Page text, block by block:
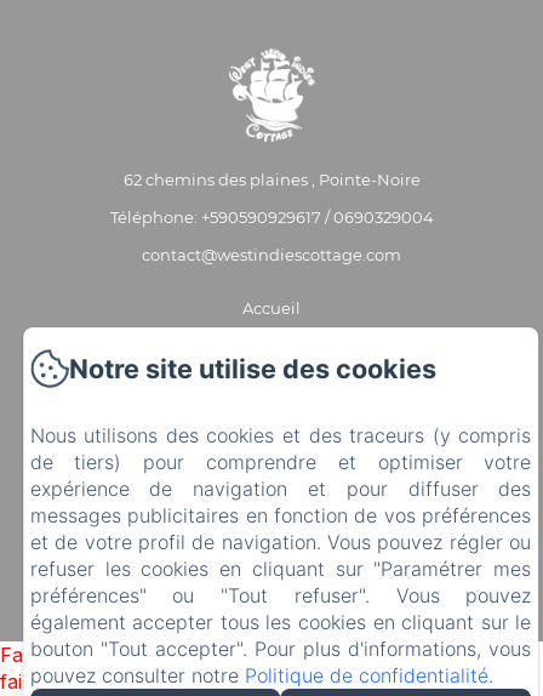
62 chemins des plaines , Pointe-Noire
Téléphone: +590590929617 / 0690329004
contact@westindiescottage.com
Accueil
Nos services
Partenaires
EN
FR
Failed to load BookingEngine/index: Loading chunk 1322
failed. (missing:
Notre site utilise des cookies
Nous utilisons des cookies et des traceurs (y compris
de tiers) pour comprendre et optimiser votre
expérience de navigation et pour diffuser des
messages publicitaires en fonction de vos préférences
et de votre profil de navigation. Vous pouvez régler ou
refuser les cookies en cliquant sur "Paramétrer mes
préférences" ou "Tout refuser". Vous pouvez
également accepter tous les cookies en cliquant sur le
bouton "Tout accepter". Pour plus d'informations, vous
pouvez consulter notre Politique de confidentialité.